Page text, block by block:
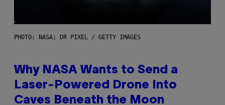
PHOTO: NASA; DR PIXEL / GETTY IMAGES
Why NASA Wants to Send a
Laser-Powered Drone Into
Caves Beneath the Moon